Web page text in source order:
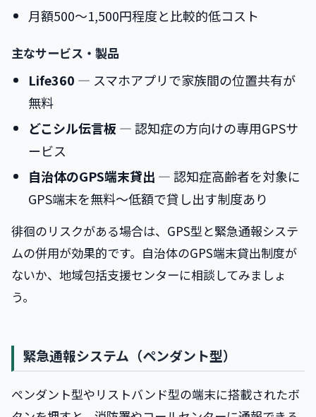
月額500〜1,500円程度と比較的低コスト
主なサービス・製品
Life360 ― スマホアプリで家族間の位置共有が
無料
どこシル伝言板 ― 認知症の方向けの専用GPSサ
ービス
自治体のGPS端末貸出 ― 認知症高齢者を対象に
GPS端末を無料〜低額で貸し出す制度あり
徘徊のリスクがある場合は、GPS型と緊急通報システ
ムの併用が効果的です。自治体のGPS端末貸出制度が
ないか、地域包括支援センターに相談してみましょ
う。
緊急通報システム（ペンダント型）
ペンダント型やリストバンド型の端末に搭載されたボ